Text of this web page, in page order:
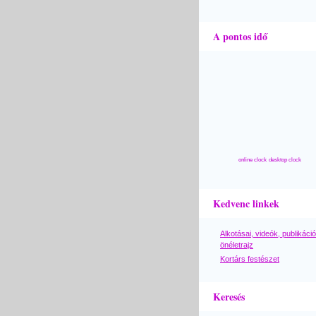
A pontos idő
online clock desktop clock
Kedvenc linkek
Alkotásai, videók,
önéletrajz
Kortárs festészet
Keresés